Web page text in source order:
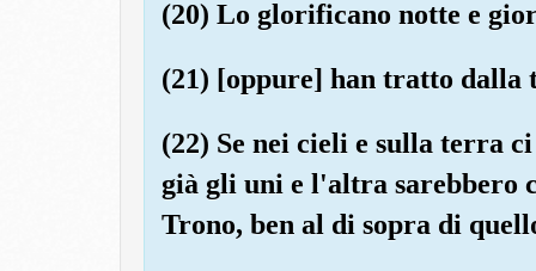
(20) Lo glorificano notte e
(21) [oppure] han tratto
(22) Se nei cieli e sulla terra
già gli uni e l'altra sarebbero
Trono, ben al di sopra di